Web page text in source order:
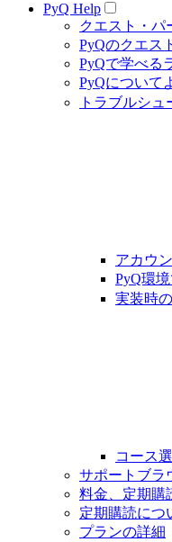
PyQ Help
クエスト・パ
PyQのクエス
PyQで学べる
PyQについて
トラブルシ
アカウ
PyQ環
実装時
コース
サポートブラ
料金、定期購
定期購読につ
プランの詳細